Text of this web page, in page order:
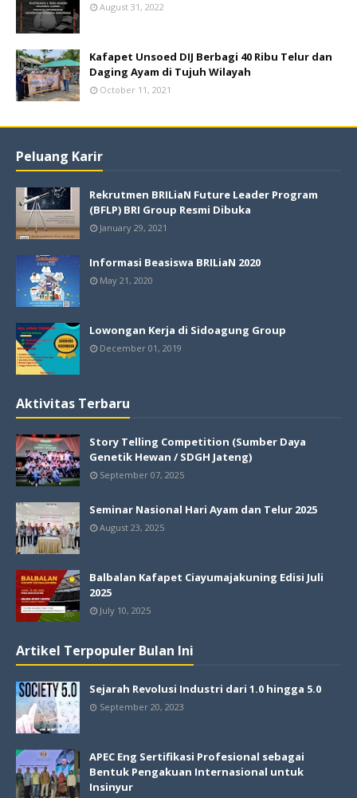
August 31, 2022
Kafapet Unsoed DIJ Berbagi 40 Ribu Telur dan
Daging Ayam di Tujuh Wilayah
October 11, 2021
Peluang Karir
Rekrutmen BRILiaN Future Leader Program
(BFLP) BRI Group Resmi Dibuka
January 29, 2021
Informasi Beasiswa BRILiaN 2020
May 21, 2020
Lowongan Kerja di Sidoagung Group
December 01, 2019
Aktivitas Terbaru
Story Telling Competition (Sumber Daya
Genetik Hewan / SDGH Jateng)
September 07, 2025
Seminar Nasional Hari Ayam dan Telur 2025
August 23, 2025
Balbalan Kafapet Ciayumajakuning Edisi Juli
2025
July 10, 2025
Artikel Terpopuler Bulan Ini
Sejarah Revolusi Industri dari 1.0 hingga 5.0
September 20, 2023
APEC Eng Sertifikasi Profesional sebagai
Bentuk Pengakuan Internasional untuk
Insinyur